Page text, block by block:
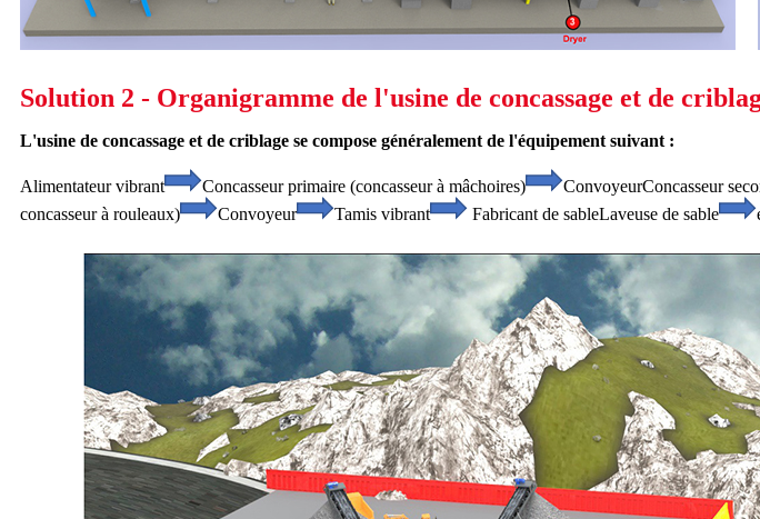
Solution 2 - Organigramme de l'usine de concassage et de
L'usine de concassage et de criblage se compose généralement de l'équipement suivant :
Alimentateur vibrant Concasseur primaire (concasseur à mâchoires) ConvoyeurConcasseur
concasseur à rouleaux)
Convoyeur Tamis vibrant Fabricant de sableLaveuse de sable